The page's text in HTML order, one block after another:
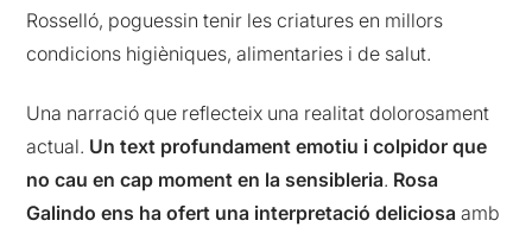
Rosselló, poguessin tenir les criatures en millors
condicions higièniques, alimentaries i de salut.
Una narració que reflecteix una realitat dolorosament
actual. Un text profundament emotiu i colpidor que
no cau en cap moment en la sensibleria. Rosa
Galindo ens ha ofert una interpretació deliciosa amb